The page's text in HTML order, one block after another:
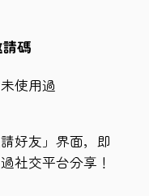
碼
使用過
好友」界面，即
社交平台分享！